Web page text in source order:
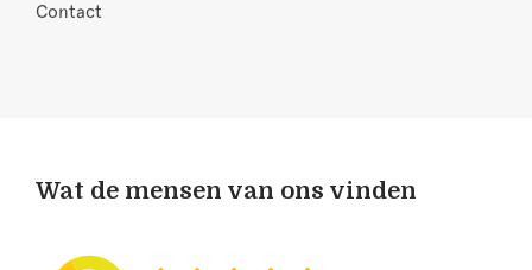
Contact
Wat de mensen van ons vinden